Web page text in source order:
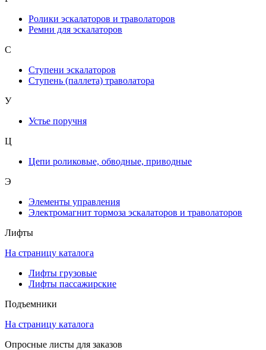
Ролики эскалаторов и траволаторов
Ремни для эскалаторов
С
Ступени эскалаторов
Ступень (паллета) траволатора
У
Устье поручня
Ц
Цепи роликовые, обводные, приводные
Э
Элементы управления
Электромагнит тормоза эскалаторов и траволаторов
Лифты
На страницу каталога
Лифты грузовые
Лифты пассажирские
Подъемники
На страницу каталога
Опросные листы для заказов